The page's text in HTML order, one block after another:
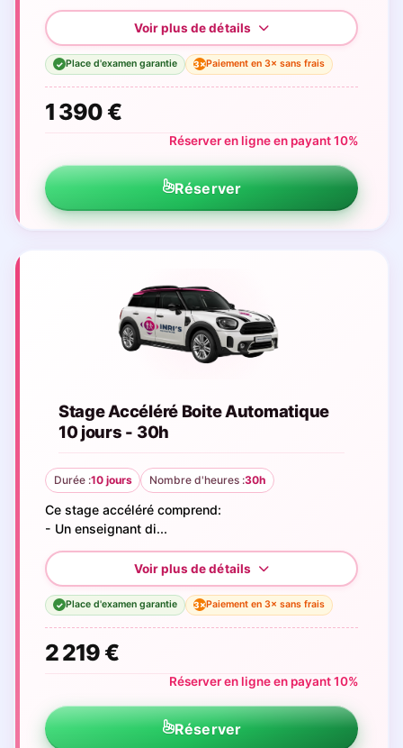
✓ Place d'examen garantie 3×Paiement en 3× sans frais
1 390 €
Réserver en ligne en payant 10%
Réserver
Stage Accéléré Boite Automatique
10 jours - 30h
Durée :10 jours Nombre d'heures :30h
Ce stage accéléré comprend:
- Un enseignant di...
✓ Place d'examen garantie 3×Paiement en 3× sans frais
2 219 €
Réserver en ligne en payant 10%
Réserver